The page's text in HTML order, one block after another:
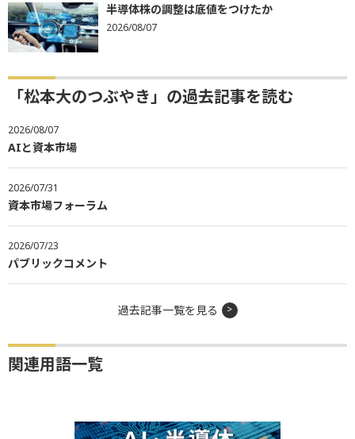
半導体株の調整は底値をつけたか
2026/08/07
「松本大のつぶやき」の過去記事を読む
2026/08/07
AIと資本市場
2026/07/31
資本市場フォーラム
2026/07/23
パブリックコメント
過去記事一覧を見る
関連用語一覧